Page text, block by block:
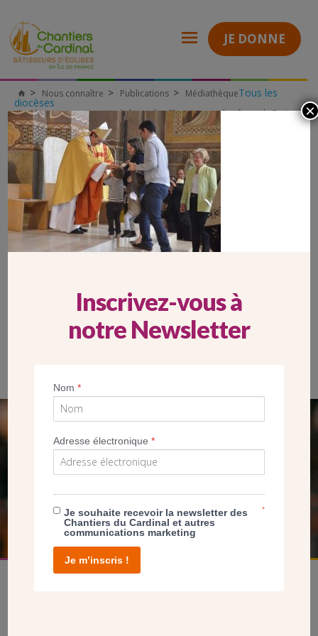
JE DONNE
Chantiers
du
Cardinal
Nous connaître Publications MédiathèqueTous les
diocèses
Monseigneur Aupetit, évêque des Chantiers, archevêque de Paris
92-installation-mgr-aupetit-04052014(1)
92-INSTALLATION-MGR-AUPETIT-
04052014(1)
NOUS PERMET D’AGIR
FAIRE UN DON
Inscrivez-vous à
notre Newsletter
Nom*
Adresse électronique*
Je souhaite recevoir la newsletter des
Chantiers du Cardinal et autres
communications marketing
*
Je m’inscris !
×